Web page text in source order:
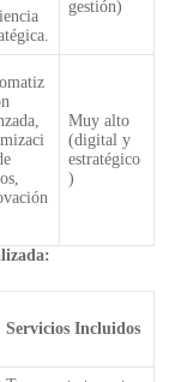
gestión)
Muy alto
(digital y
estratégico
)
Servicios Incluidos